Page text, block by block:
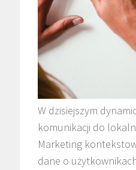
W dzisiejszym
komunikacji do
Marketing
dane o